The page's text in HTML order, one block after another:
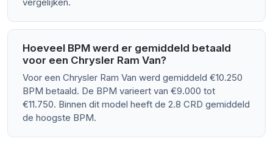
Hoeveel BPM werd er gemiddeld betaald
voor een Chrysler Ram Van?
Voor een Chrysler Ram Van werd gemiddeld €10.250
BPM betaald. De BPM varieert van €9.000 tot
€11.750. Binnen dit model heeft de 2.8 CRD gemiddeld
de hoogste BPM.